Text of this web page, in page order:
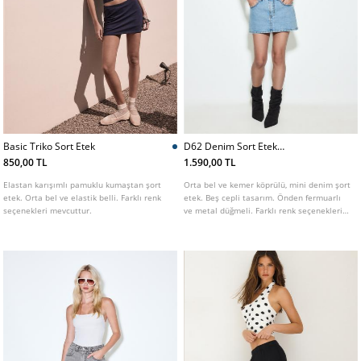
Basic Triko Sort Etek
850,00 TL
Elastan karışımlı pamuklu kumaştan şort
etek. Orta bel ve elastik belli. Farklı renk
seçenekleri mevcuttur.
D62 Denim Sort Etek
L01283422
1.590,00 TL
Orta bel ve kemer köprülü, mini denim şort
etek. Beş cepli tasarım. Önden fermuarlı
ve metal düğmeli. Farklı renk seçenekleri